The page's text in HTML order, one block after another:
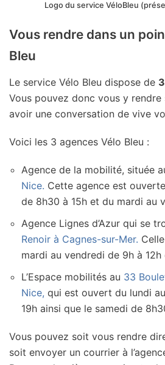
Logo du service VéloBleu
Vous rendre dans un
Bleu
Le service Vélo Bleu dispose de
Vous pouvez donc vous y rendre
avoir une conversation de vive
Voici les 3 agences Vélo Bleu :
Agence de la mobilité, située
Nice. Cette agence est
de 8h30 à 15h et du mardi au
Agence Lignes d’Azur qui se
Renoir à Cagnes-sur-Mer.
mardi au vendredi de 9h à 12h
L’Espace mobilités au 33
Nice, qui est ouvert du lundi
19h ainsi que le samedi de
Vous pouvez soit vous rendre
soit envoyer un courrier à